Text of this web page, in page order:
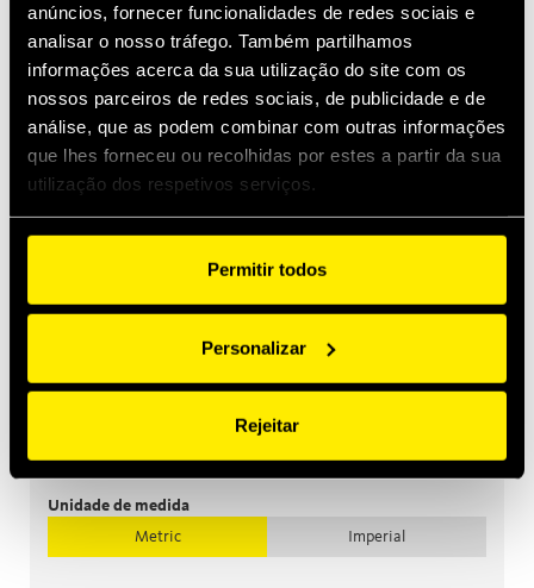
anúncios, fornecer funcionalidades de redes sociais e
analisar o nosso tráfego. Também partilhamos
informações acerca da sua utilização do site com os
nossos parceiros de redes sociais, de publicidade e de
análise, que as podem combinar com outras informações
que lhes forneceu ou recolhidas por estes a partir da sua
utilização dos respetivos serviços.
Permitir todos
Personalizar
Rejeitar
Fêmea
Unidade de medida
Metric
Imperial